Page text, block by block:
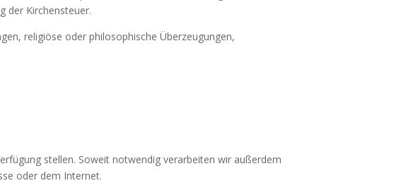
der Kirchensteuer.
religiöse oder philosophische Überzeugungen,
stellen. Soweit notwendig verarbeiten wir außerdem
oder dem Internet.